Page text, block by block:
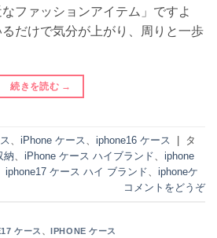
ファッションアイテム」ですよ
だけで気分が上がり、周りと一歩
続きを読む →
iPhone ケース iphone16 ケース |
タ
納 iPhone ケース ハイブランド
iphone
iphone17 ケース ハイ ブランド
iphoneケ
コメントをどうぞ
ケース 、 IPHONE ケース